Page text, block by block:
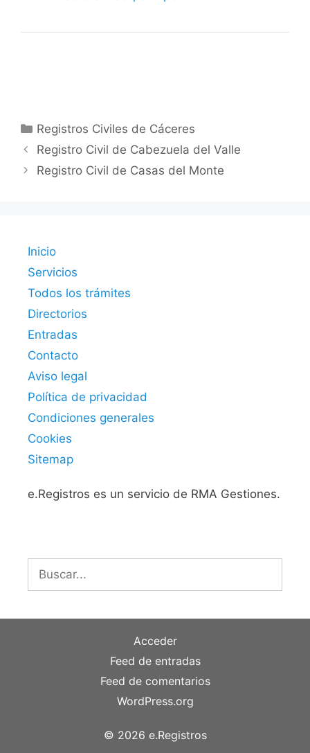
Categorías
Registros Civiles de Cáceres
Registro Civil de Cabezuela del Valle
Registro Civil de Casas del Monte
Inicio
Servicios
Todos los trámites
Directorios
Entradas
Contacto
Aviso legal
Política de privacidad
Condiciones generales
Cookies
Sitemap
e.Registros es un servicio de RMA Gestiones.
Buscar:
Acceder
Feed de entradas
Feed de comentarios
WordPress.org
© 2026 e.Registros